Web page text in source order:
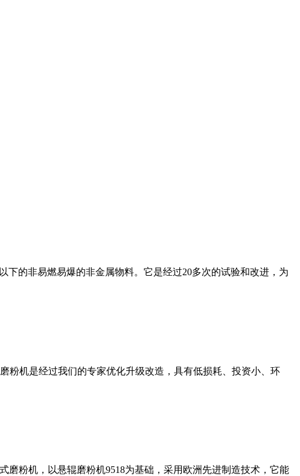
的非易燃易爆的非金属物料。它是经过20多次的试验和改进，为
粉机是经过我们的专家优化升级改造，具有低损耗、投资小、环
粉机，以悬辊磨粉机9518为基础，采用欧洲先进制造技术，它能